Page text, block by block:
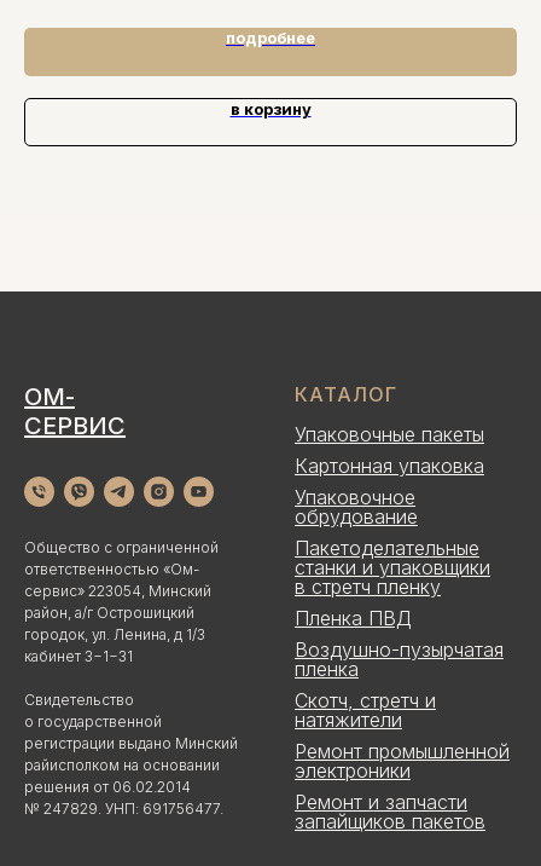
подробнее
в корзину
ОМ-
СЕРВИС
Общество с ограниченной
ответственностью «Ом-
сервис» 223054, Минский
район, а/г Острошицкий
городок, ул. Ленина, д 1/3
кабинет 3−1−31
Свидетельство
о государственной
регистрации выдано Минский
райисполком на основании
решения от 06.02.2014
№ 247829. УНП: 691756477.
КАТАЛОГ
Упаковочные пакеты
Картонная упаковка
Упаковочное
обрудование
Пакетоделательные
станки и упаковщики
в стретч пленку
Пленка ПВД
Воздушно-пузырчатая
пленка
Скотч, стретч и
натяжители
Ремонт промышленной
электроники
Ремонт и запчасти
запайщиков пакетов